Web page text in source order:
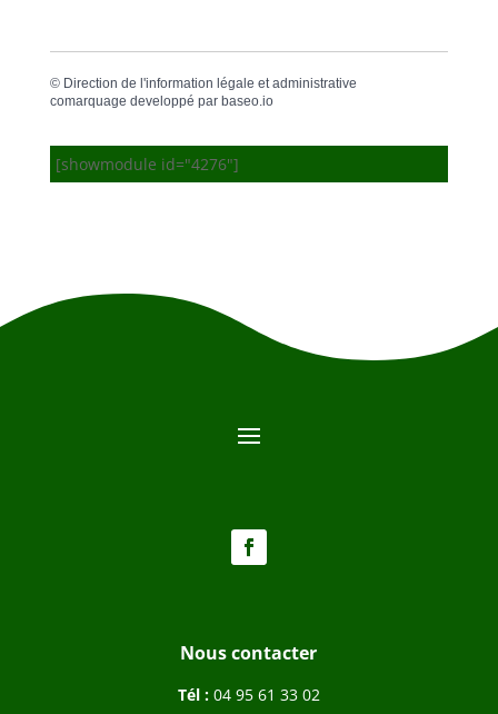
© Direction de l'information légale et administrative
comarquage developpé par baseo.io
[showmodule id="4276"]
Nous contacter
Tél : 04 95 61 33 02